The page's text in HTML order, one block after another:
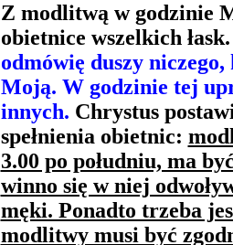
Z modlitwą w godzinie
obietnice wszelkich
odmówię duszy
Moją. W godzinie tej
innych. Chrystus
spełnienia obietnic:
3.00 po południu, ma
winno się w niej
męki. Ponadto trzeba
modlitwy musi być